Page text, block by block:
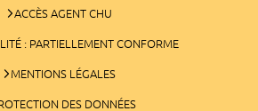
ACCÈS AGENT CHU
: PARTIELLEMENT CONFORME
MENTIONS LÉGALES
DES DONNÉES